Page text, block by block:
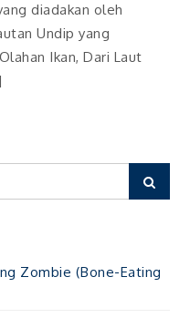
diadakan oleh
Undip yang
Ikan, Dari Laut
Zombie (Bone-Eating